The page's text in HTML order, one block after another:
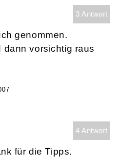
3 Antwort
genommen.
dann vorsichtig raus
4 Antwort
für die Tipps.